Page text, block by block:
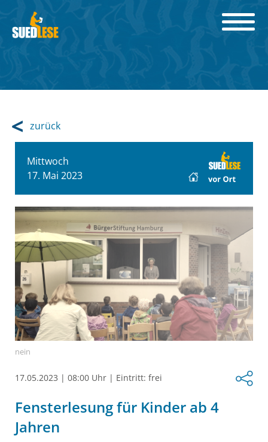
zurück
Mittwoch
17. Mai 2023
nein
17.05.2023 | 08:00 Uhr | Eintritt: frei
Fensterlesung für Kinder ab 4
Jahren